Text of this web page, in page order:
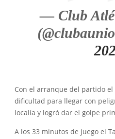
— Club
Con el arranque del partido el
dificultad para llegar con
localía y logró dar el golpe
A los 33 minutos de juego el